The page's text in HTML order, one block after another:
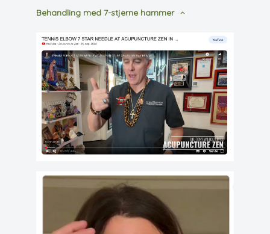
Behandling med 7-stjerne hammer